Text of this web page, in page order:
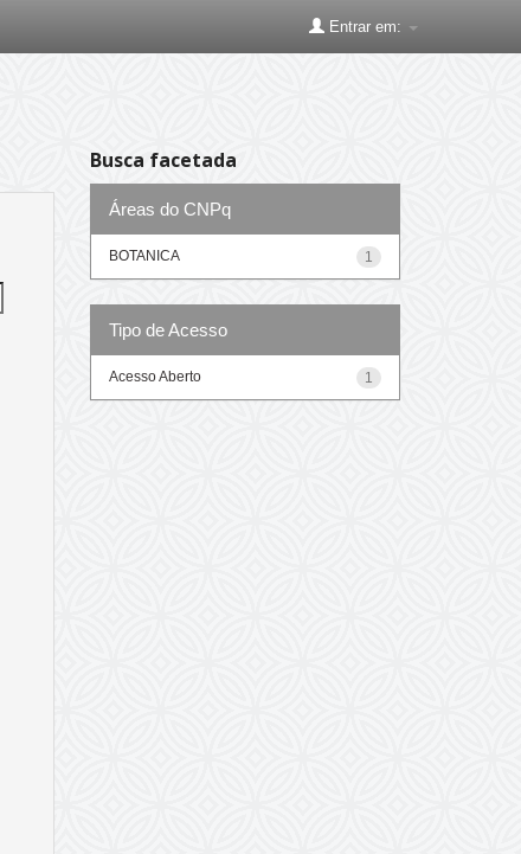
Entrar em:
Busca facetada
Áreas do CNPq
1
BOTANICA
Tipo de Acesso
1
Acesso Aberto